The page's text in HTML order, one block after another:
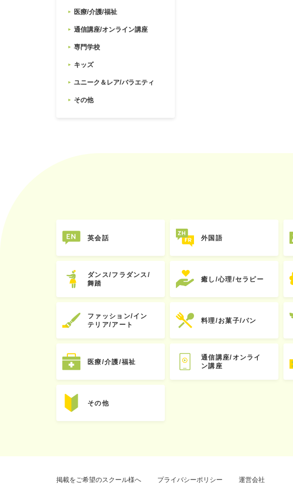
医療/介護/福祉
通信講座/オンライン講座
専門学校
キッズ
ユニーク＆レア/バラエティ
その他
英会話 外国語
ダンス/フラダンス/
舞踏
癒し/心理/セラピー
ファッション/イン
テリア/アート
料理/お菓子/パン
医療/介護/福祉
通信講座/オンライ
ン講座
その他
掲載をご希望のスクール様へ プライバシーポリシー 運営会社